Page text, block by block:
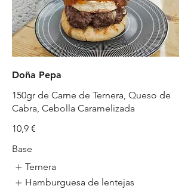
Doña Pepa
150gr de Carne de Ternera, Queso de
10,9 €
Base
Ternera
Hamburguesa de lentejas